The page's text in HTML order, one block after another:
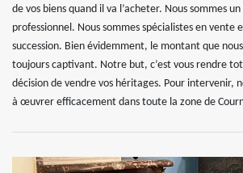
de vos biens quand il va l’acheter. Nous sommes
professionnel. Nous sommes spécialistes en vente
succession. Bien évidemment, le montant que
toujours captivant. Notre but, c’est vous rendre
décision de vendre vos héritages. Pour intervenir,
à œuvrer efficacement dans toute la zone de